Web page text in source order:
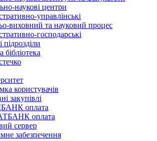
наукові центри
управлінські
виховний та науковий процес
господарські
підрозділи
бібліотека
користувачів
закупівлі
оплата
оплата
сервер
забезпечення